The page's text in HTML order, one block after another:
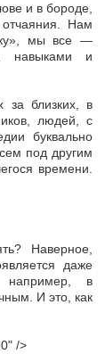
и в бороде,
Нам
мы все —
навыками и
за близких, в
людей, с
буквально
под другим
времени.
Наверное,
даже
например, в
И это, как
/>